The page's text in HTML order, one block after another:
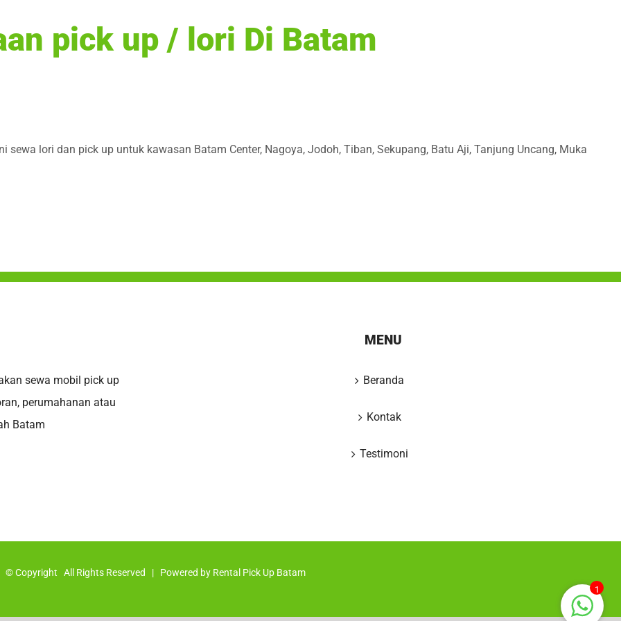
pick up / lori Di Batam
sewa lori dan pick up untuk kawasan Batam Center, Nagoya, Jodoh, Tiban, Sekupang, Batu Aji, Tanjung Uncang, Muka
sewa mobil pick up
perumahanan atau
Batam
MENU
Beranda
Kontak
Testimoni
© Copyright All Rights Reserved | Powered by Rental Pick Up Batam
1